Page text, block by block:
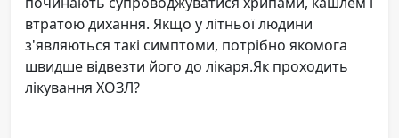
втратою дихання. Якщо у літньої людини
з'являються такі симптоми, потрібно якомога
швидше відвезти його до лікаря.Як проходить
лікування ХОЗЛ?